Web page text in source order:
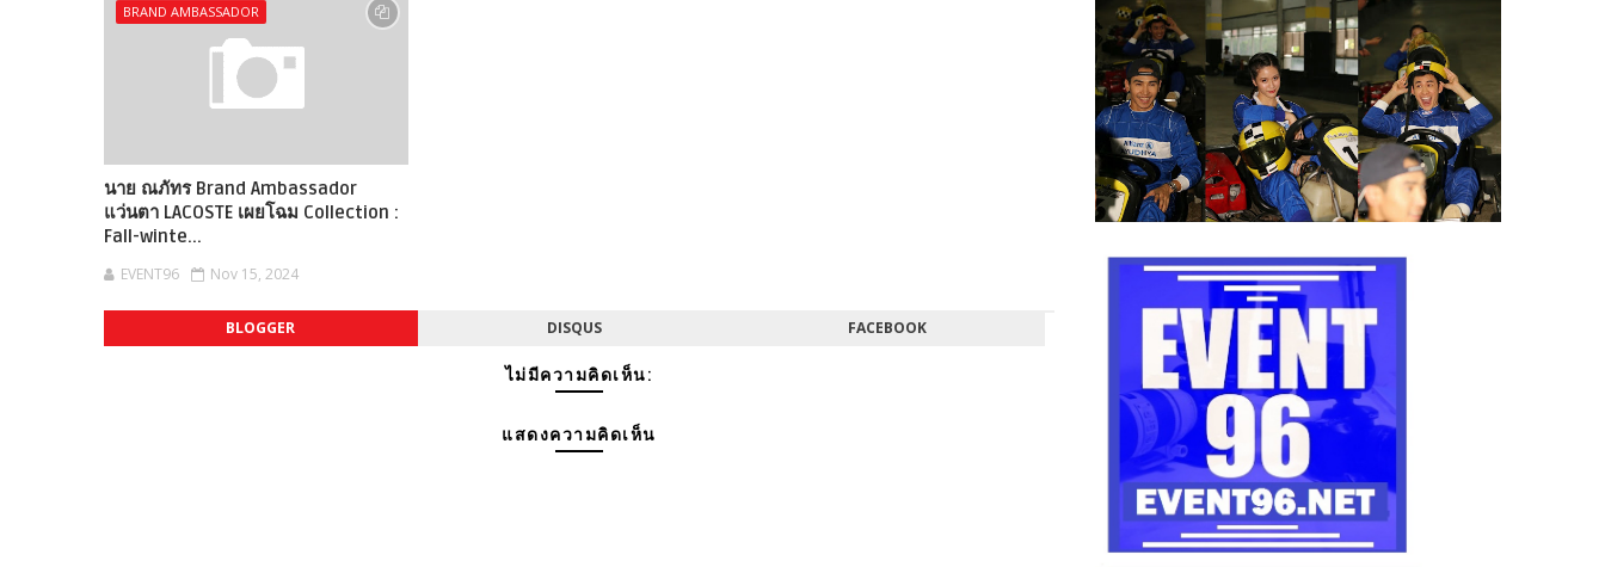
BRAND AMBASSADOR
นาย ณภัทร Brand Ambassador
แว่นตา LACOSTE เผยโฉม Collection :
Fall-winte...
EVENT96 Nov 15, 2024
BLOGGER DISQUS FACEBOOK
ไม่มีความคิดเห็น:
แสดงความคิดเห็น